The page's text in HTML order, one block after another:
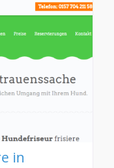
in